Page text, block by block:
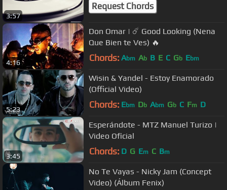
3:57
Request Chords
4:16
Don Omar | ☄️ Good Looking (Nena
Que Bien te Ves) 🔥
Chords: Abm Ab B E C Gb Ebm
5:23
Wisin & Yandel - Estoy Enamorado
(Official Video)
Chords: Ebm Db Abm Gb C Fm D
3:45
Esperándote - MTZ Manuel Turizo |
Video Oficial
Chords: D G Em C Bm
No Te Vayas - Nicky Jam (Concept
Video) (Álbum Fenix)